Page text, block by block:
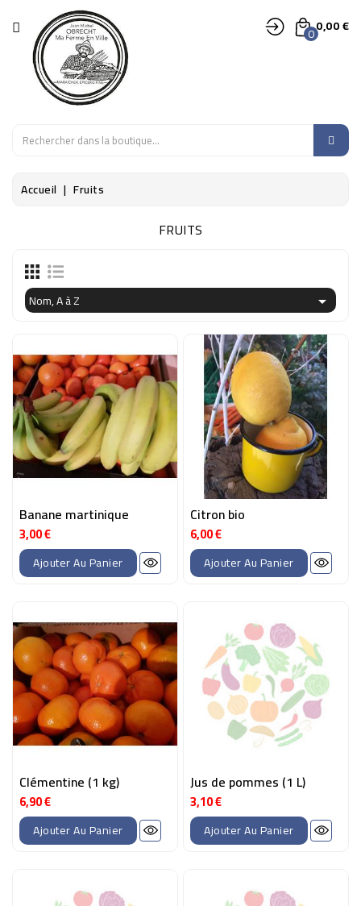
CATÉGORIE
LÉGUMES
DÉCO
00,00 €
Accueil Fruits
FRUITS
Nom, A à Z 
Banane martinique
3,00 €Prix
Ajouter Au Panier
Citron bio
6,00 €Prix
Ajouter Au Panier
Clémentine (1 kg)
6,90 €Prix
Ajouter Au Panier
Jus de pommes (1 L)
3,10 €Prix
Ajouter Au Panier